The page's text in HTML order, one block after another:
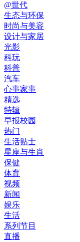
@世代
生态与环保
时尚与美容
设计与家居
光影
科玩
科普
汽车
心事家事
精选
特辑
早报校园
热门
生活贴士
星座与生肖
保健
体育
视频
新闻
娱乐
生活
系列节目
直播